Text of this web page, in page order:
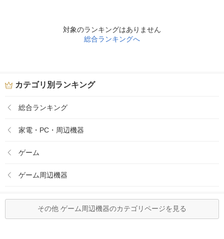
対象のランキングはありません
総合ランキングへ
カテゴリ別ランキング
総合ランキング
家電・PC・周辺機器
ゲーム
ゲーム周辺機器
その他 ゲーム周辺機器のカテゴリページを見る